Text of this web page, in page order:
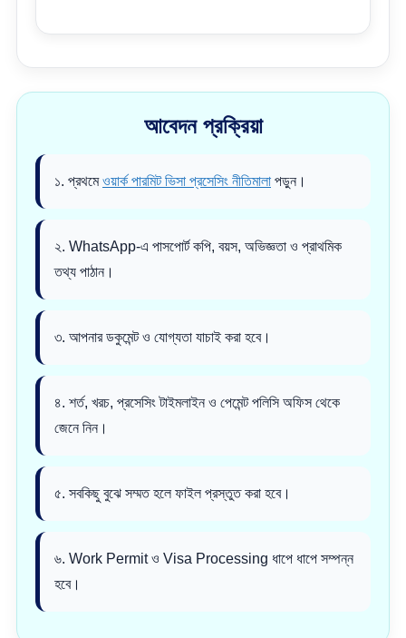
আবেদন প্রক্রিয়া
১. প্রথমেওয়ার্ক পারমিট ভিসা প্রসেসিং নীতিমালা পড়ুন।
২. WhatsApp-এ পাসপোর্ট কপি, বয়স, অভিজ্ঞতা ও প্রাথমিক
তথ্য পাঠান।
৩. আপনার ডকুমেন্ট ও যোগ্যতা যাচাই করা হবে।
৪. শর্ত, খরচ, প্রসেসিং টাইমলাইন ও পেমেন্ট পলিসি অফিস থেকে
জেনে নিন।
৫. সবকিছু বুঝে সম্মত হলে ফাইল প্রস্তুত করা হবে।
৬. Work Permit ও Visa Processing ধাপে ধাপে সম্পন্ন
হবে।